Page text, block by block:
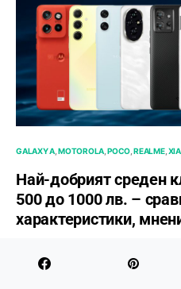
GALAXY A MOTOROLA POCO REALME
Най-добрият среден
500 до 1000 лв. –
характеристики,